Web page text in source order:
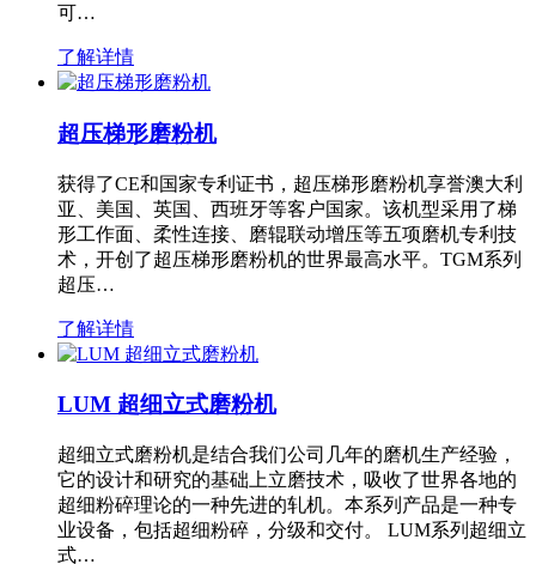
可…
了解详情
超压梯形磨粉机
获得了CE和国家专利证书，超压梯形磨粉机享誉澳大利
亚、美国、英国、西班牙等客户国家。该机型采用了梯
形工作面、柔性连接、磨辊联动增压等五项磨机专利技
术，开创了超压梯形磨粉机的世界最高水平。TGM系列
超压…
了解详情
LUM 超细立式磨粉机
超细立式磨粉机是结合我们公司几年的磨机生产经验，
它的设计和研究的基础上立磨技术，吸收了世界各地的
超细粉碎理论的一种先进的轧机。本系列产品是一种专
业设备，包括超细粉碎，分级和交付。 LUM系列超细立
式…